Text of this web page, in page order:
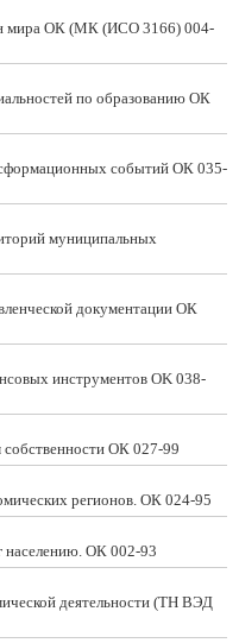
мира ОК (МК (ИСО 3166) 004-
по образованию ОК
событий ОК 035-
муниципальных
документации ОК
инструментов OK 038-
ОК 027-99
регионов. ОК 024-95
населению. ОК 002-93
деятельности (ТН ВЭД